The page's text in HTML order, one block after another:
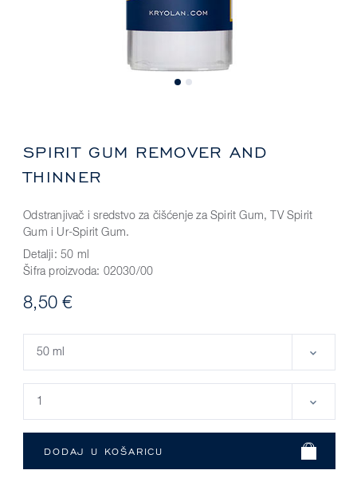
SPIRIT GUM REMOVER AND
THINNER
Odstranjivač i sredstvo za čišćenje za Spirit Gum, TV Spirit
Gum i Ur-Spirit Gum.
Detalji: 50 ml
Šifra proizvoda: 02030/00
8,50 €